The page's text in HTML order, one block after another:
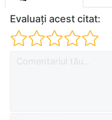
Evaluați acest citat: